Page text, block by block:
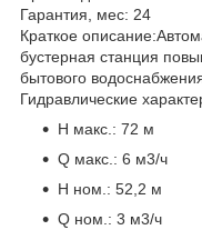
Гарантия, мес: 24
Краткое описание:
бустерная станция
бытового
Гидравлические
H макс.: 72 м
Q макс.: 6 м3/ч
H ном.: 52,2 м
Q ном.: 3 м3/ч